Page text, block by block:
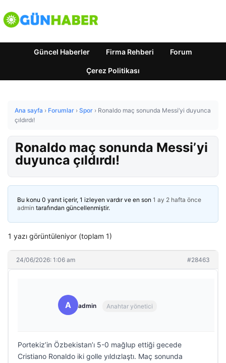
Güncel Haberler Firma Rehberi Forum
Çerez Politikası
Ana sayfa › Forumlar › Spor › Ronaldo maç sonunda Messi’yi duyunca
çıldırdı!
Ronaldo maç sonunda Messi’yi
duyunca çıldırdı!
Bu konu 0 yanıt içerir, 1 izleyen vardır ve en son 1 ay 2 hafta önce
admin tarafından güncellenmiştir.
1 yazı görüntüleniyor (toplam 1)
24/06/2026: 1:06 am #28463
A admin Anahtar yönetici
Portekiz’in Özbekistan’ı 5-0 mağlup ettiği gecede
Cristiano Ronaldo iki golle yıldızlaştı. Maç sonunda